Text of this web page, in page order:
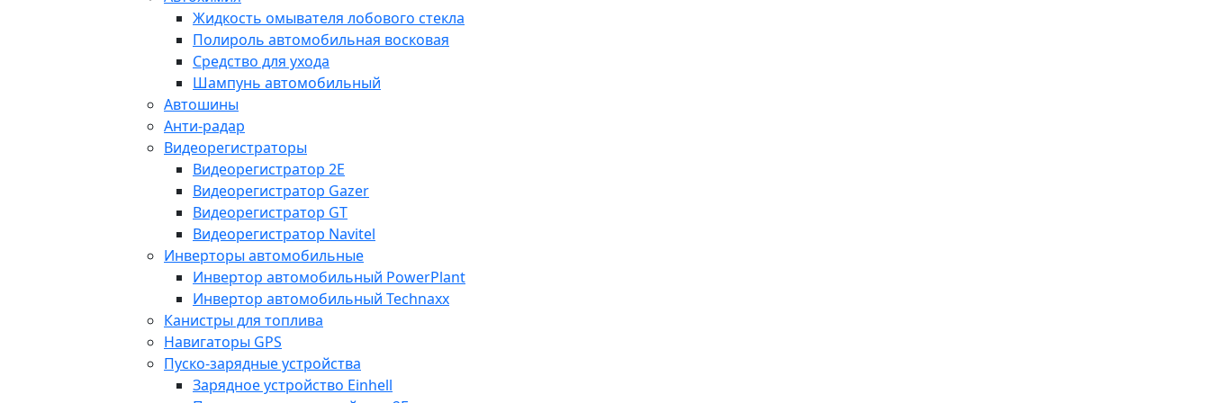
Жидкость омывателя лобового стекла
Полироль автомобильная восковая
Средство для ухода
Шампунь автомобильный
Автошины
Анти-радар
Видеорегистраторы
Видеорегистратор 2E
Видеорегистратор Gazer
Видеорегистратор GT
Видеорегистратор Navitel
Инверторы автомобильные
Инвертор автомобильный PowerPlant
Инвертор автомобильный Technaxx
Канистры для топлива
Навигаторы GPS
Пуско-зарядные устройства
Зарядное устройство Einhell